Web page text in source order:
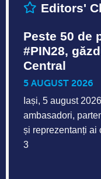
Editors'
Peste 50 de
#PIN28,
Central
5 AUGUST 2026
Iași, 5 august
ambasadori,
și reprezentanți ai
3